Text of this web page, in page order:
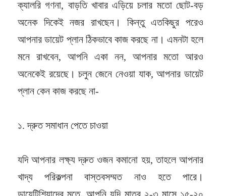
ক্যালরি গণনা, বাড়তি খাবার এড়িয়ে চলার মতো ছোট-বড়
অনেক দিকেই নজর রাখছেন। কিন্তু এতকিছুর পরেও
আপনার ডায়েট প্লান ঠিকভাবে কাজ করছে না। এমনটা হলে
মনে রাখবেন, আপনি একা নন, আপনার মতো আরও
অনেকেই রয়েছে। চলুন জেনে নেওয়া যাক, আপনার ডায়েট
প্লান কেন কাজ করছে না-
১. দ্রুত সমাধান পেতে চাওয়া
যদি আপনার লক্ষ্য দ্রুত ওজন কমানো হয়, তাহলে আপনার
খাদ্য পরিকল্পনা বাস্তবসম্মত নাও হতে পারে।